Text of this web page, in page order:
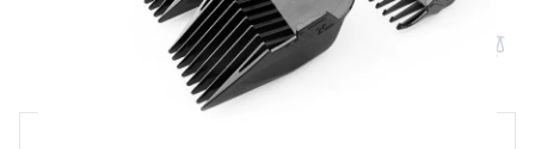
B2B Preis Endverbraucherpreis